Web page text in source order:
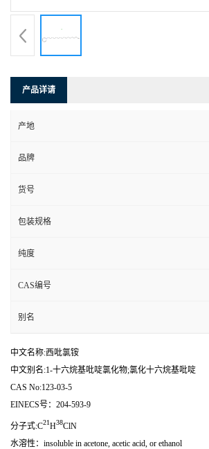
产品详请
产地
品牌
货号
包装规格
纯度
CAS编号
别名
中文名称:西吡氯铵
中文别名:1-十六烷基吡啶氯化物;氯化十六烷基吡啶
CAS No:123-03-5
EINECS号：204-593-9
分子式:C21H38ClN
水溶性：insoluble in acetone, acetic acid, or ethanol